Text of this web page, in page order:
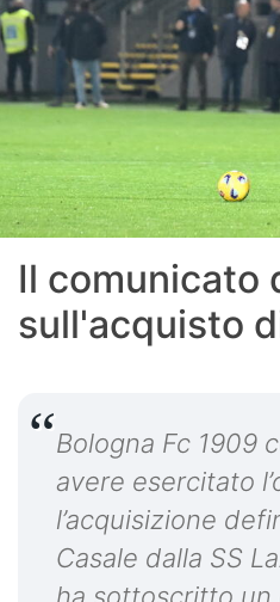
Il comunicato
sull'acquisto
Bologna Fc 1909
avere esercitato
l’acquisizione
Casale dalla SS